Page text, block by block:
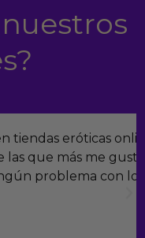
nuestros
online, y
me gustan. No he
con los